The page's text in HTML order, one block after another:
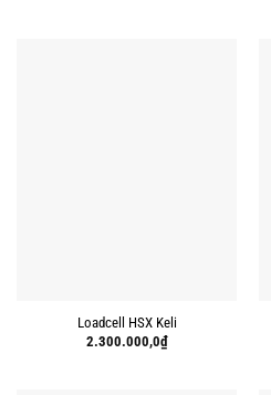
Loadcell HSX Keli
2.300.000,0₫